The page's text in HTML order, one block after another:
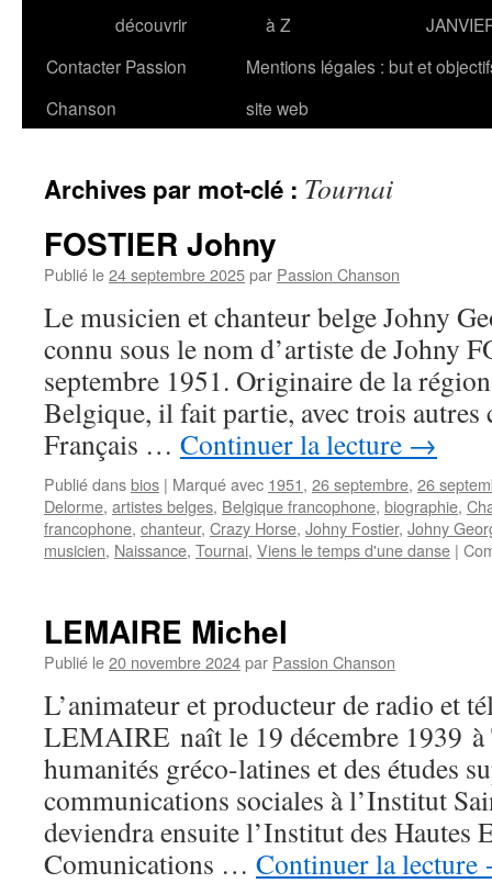
découvrir
à Z
Contacter Passion
Chanson
Mentions légales : but et
site web
Archives par mot-clé : Tournai
FOSTIER Johny
Publié le24 septembre 2025par Passion Chanson
Le musicien et chanteur belge Johny
connu sous le nom d’artiste de Johny
septembre 1951. Originaire de la
Belgique, il fait partie, avec trois autres
Français … Continuer la lecture →
Publié dansbios | Marqué avec 1951, 26 septembre, 26
Delorme, artistes belges, Belgique francophone, biographie,
francophone, chanteur, Crazy Horse, Johny Fostier, Johny
musicien, Naissance, Tournai, Viens le temps d'une danse |
LEMAIRE Michel
Publié le20 novembre 2024par Passion Chanson
L’animateur et producteur de radio et
LEMAIRE naît le 19 décembre 1939 à
humanités gréco-latines et des études
communications sociales à l’Institut
deviendra ensuite l’Institut des Hautes
Comunications … Continuer la lecture